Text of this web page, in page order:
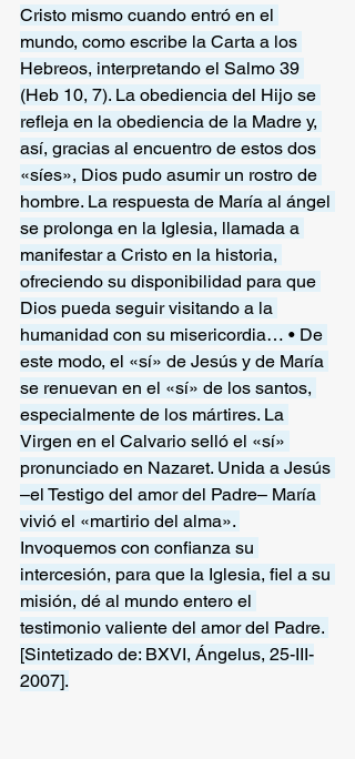
Cristo mismo cuando entró en el
mundo, como escribe la Carta a los
Hebreos, interpretando el Salmo 39
(Heb 10, 7). La obediencia del Hijo se
refleja en la obediencia de la Madre y,
así, gracias al encuentro de estos dos
«síes», Dios pudo asumir un rostro de
hombre. La respuesta de María al ángel
se prolonga en la Iglesia, llamada a
manifestar a Cristo en la historia,
ofreciendo su disponibilidad para que
Dios pueda seguir visitando a la
humanidad con su misericordia… • De
este modo, el «sí» de Jesús y de María
se renuevan en el «sí» de los santos,
especialmente de los mártires. La
Virgen en el Calvario selló el «sí»
pronunciado en Nazaret. Unida a Jesús
–el Testigo del amor del Padre– María
vivió el «martirio del alma».
Invoquemos con confianza su
intercesión, para que la Iglesia, fiel a su
misión, dé al mundo entero el
testimonio valiente del amor del Padre.
[Sintetizado de: BXVI, Ángelus, 25-III-
2007].